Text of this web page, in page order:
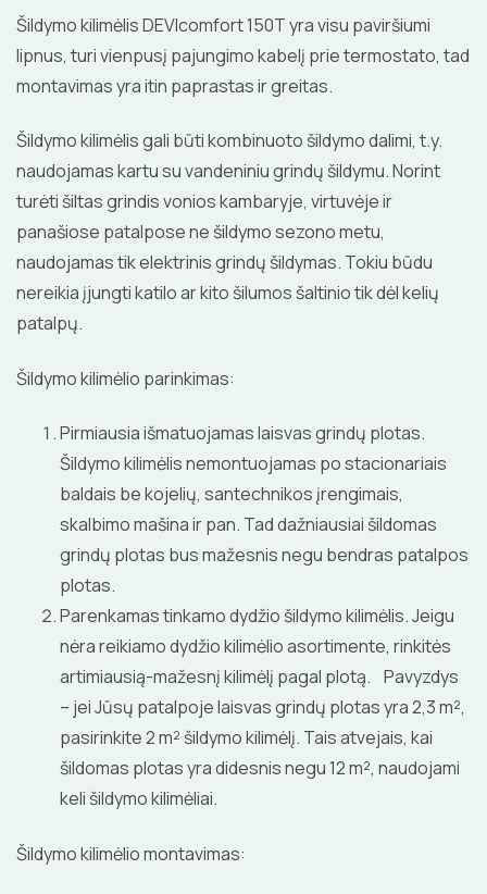
Šildymo kilimėlis DEVIcomfort 150T yra visu paviršiumi
lipnus, turi vienpusį pajungimo kabelį prie termostato, tad
montavimas yra itin paprastas ir greitas.
Šildymo kilimėlis gali būti kombinuoto šildymo dalimi, t.y.
naudojamas kartu su vandeniniu grindų šildymu. Norint
turėti šiltas grindis vonios kambaryje, virtuvėje ir
panašiose patalpose ne šildymo sezono metu,
naudojamas tik elektrinis grindų šildymas. Tokiu būdu
nereikia įjungti katilo ar kito šilumos šaltinio tik dėl kelių
patalpų.
Šildymo kilimėlio parinkimas:
Pirmiausia išmatuojamas laisvas grindų plotas.
Šildymo kilimėlis nemontuojamas po stacionariais
baldais be kojelių, santechnikos įrengimais,
skalbimo mašina ir pan. Tad dažniausiai šildomas
grindų plotas bus mažesnis negu bendras patalpos
plotas.
Parenkamas tinkamo dydžio šildymo kilimėlis. Jeigu
nėra reikiamo dydžio kilimėlio asortimente, rinkitės
artimiausią-mažesnį kilimėlį pagal plotą. Pavyzdys
– jei Jūsų patalpoje laisvas grindų plotas yra 2,3 m²,
pasirinkite 2 m² šildymo kilimėlį. Tais atvejais, kai
šildomas plotas yra didesnis negu 12 m², naudojami
keli šildymo kilimėliai.
Šildymo kilimėlio montavimas: